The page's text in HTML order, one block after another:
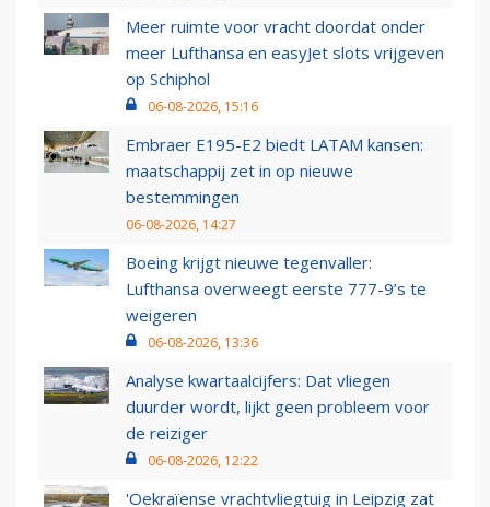
Meer ruimte voor vracht doordat onder
meer Lufthansa en easyJet slots vrijgeven
op Schiphol
06-08-2026, 15:16
Embraer E195-E2 biedt LATAM kansen:
maatschappij zet in op nieuwe
bestemmingen
06-08-2026, 14:27
Boeing krijgt nieuwe tegenvaller:
Lufthansa overweegt eerste 777-9’s te
weigeren
06-08-2026, 13:36
Analyse kwartaalcijfers: Dat vliegen
duurder wordt, lijkt geen probleem voor
de reiziger
06-08-2026, 12:22
'Oekraïense vrachtvliegtuig in Leipzig zat